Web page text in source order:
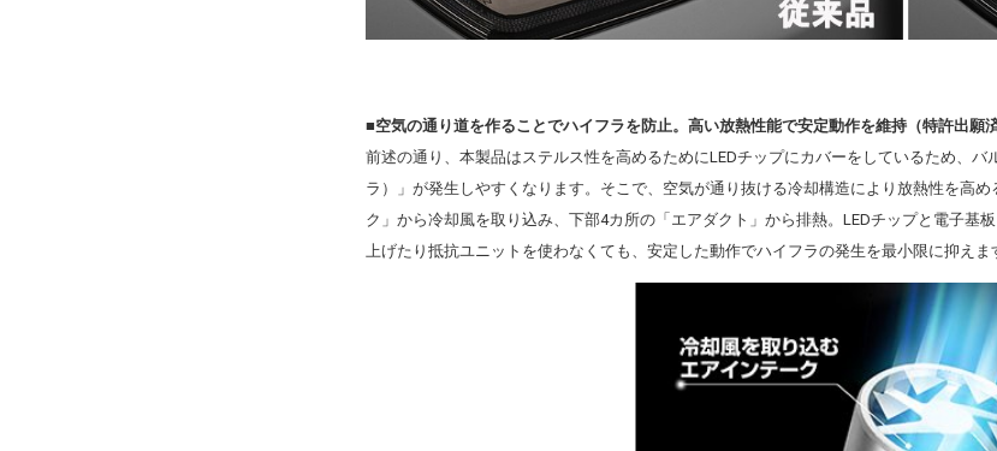
■空気の通り道を作ることでハイフラを防止。高い放熱性能で安定動作を維持（特許出願済
前述の通り、本製品はステルス性を高めるためにLEDチップにカバーをしているため、
ラ）」が発生しやすくなります。そこで、空気が通り抜ける冷却構造により放熱性を高
ク」から冷却風を取り込み、下部4カ所の「エアダクト」から排熱。LEDチップと電子基
上げたり抵抗ユニットを使わなくても、安定した動作でハイフラの発生を最小限に抑えま